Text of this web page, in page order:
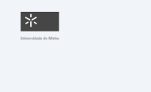
Fundação para a